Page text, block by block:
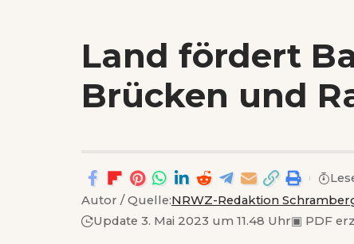
Land fördert
Brücken und
Autor / Quelle:NRWZ-Redaktion
Update 3. Mai 2023 um 11.48 Uhr▣ PDF